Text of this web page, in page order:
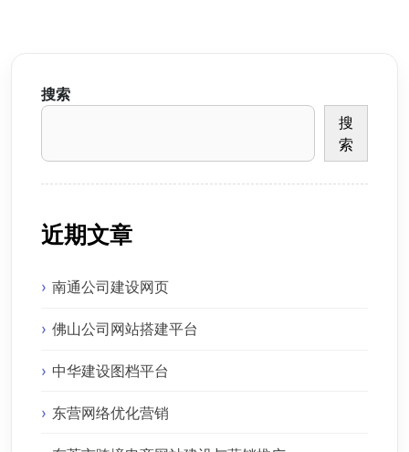
搜索
搜
索
近期文章
南通公司建设网页
佛山公司网站搭建平台
中华建设图档平台
东营网络优化营销